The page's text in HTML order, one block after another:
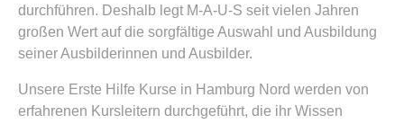
durchführen. Deshalb legt M-A-U-S seit vielen Jahren
großen Wert auf die sorgfältige Auswahl und Ausbildung
seiner Ausbilderinnen und Ausbilder.
Unsere Erste Hilfe Kurse in Hamburg Nord werden von
erfahrenen Kursleitern durchgeführt, die ihr Wissen